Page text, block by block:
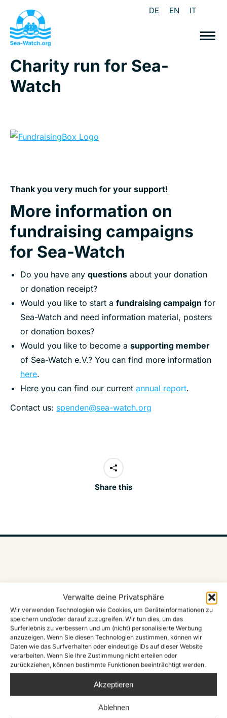
Verwalte deine Privatsphäre
Wir verwenden Technologien wie Cookies, um Geräteinformationen zu
speichern und/oder darauf zuzugreifen. Wir tun dies, um das
Surferlebnis zu verbessern und um (nicht) personalisierte Werbung
anzuzeigen. Wenn Sie diesen Technologien zustimmen, können wir
Daten wie das Surfverhalten oder eindeutige IDs auf dieser Website
verarbeiten. Wenn Sie Ihre Zustimmung nicht erteilen oder
zurückziehen, können bestimmte Funktionen beeinträchtigt werden.
Akzeptieren
Ablehnen
DE EN IT
Charity run for Sea-
Watch
Thank you very much for your support!
More information on
fundraising campaigns
for Sea-Watch
Do you have any questions about your donation
or donation receipt?
Would you like to start a fundraising campaign for
Sea-Watch and need information material, posters
or donation boxes?
Would you like to become a supporting member
of Sea-Watch e.V.? You can find more information
here.
Here you can find our current annual report.
Contact us: spenden@sea-watch.org
Share this
Your donation for civil
sea rescue
IBAN:DE63 4306 0967 1239 7690 03·
BIC:GENODEM1GLS
Donate now ♥